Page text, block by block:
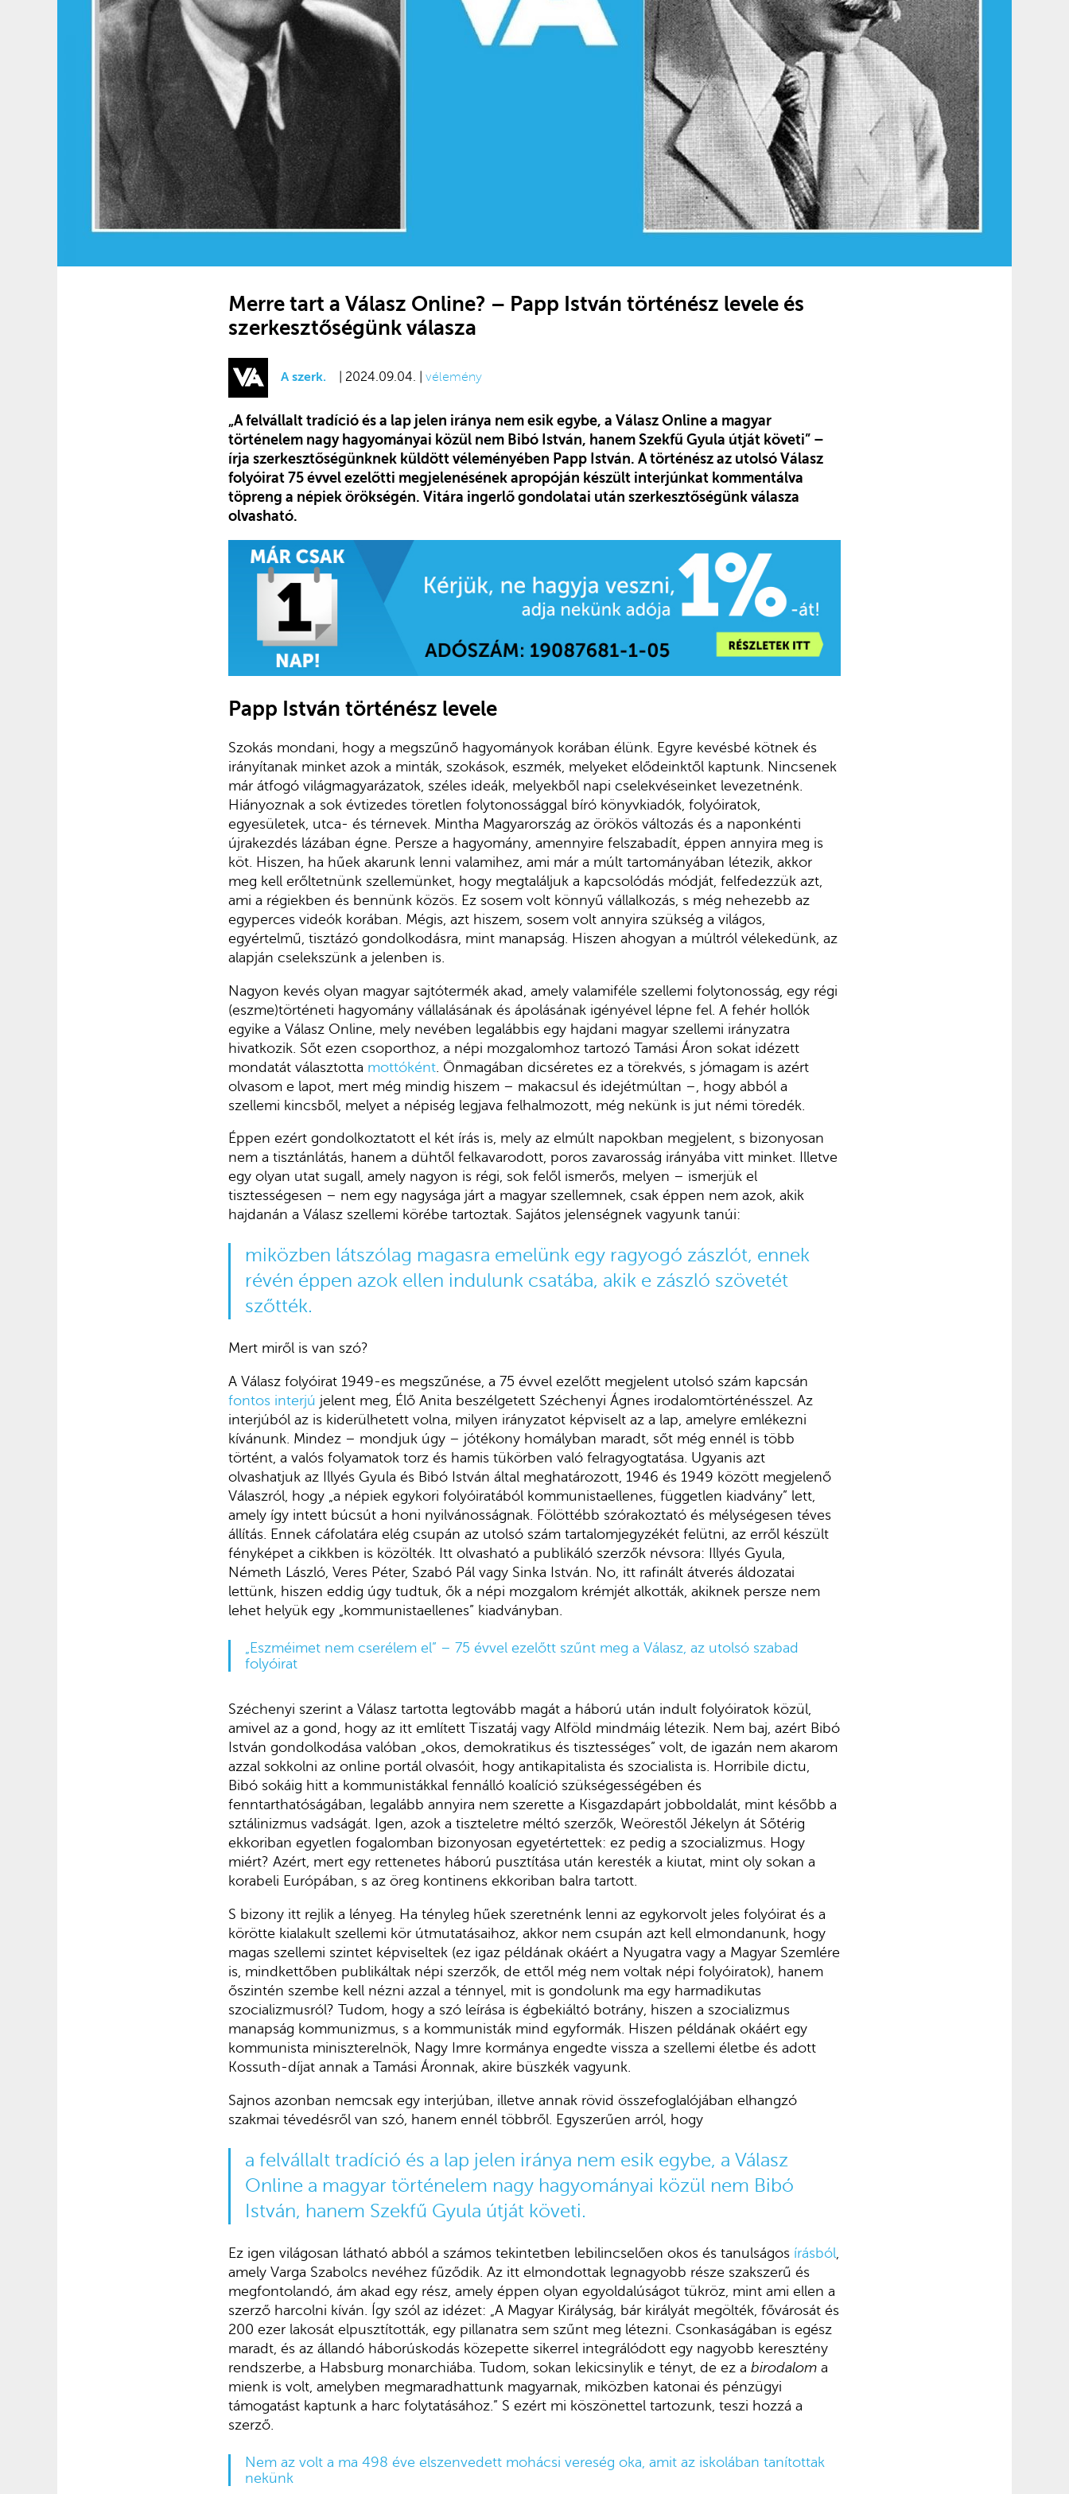
Merre tart a Válasz Online? – Papp István történész levele és
szerkesztőségünk válasza
A szerk. | 2024.09.04. | vélemény
„A felvállalt tradíció és a lap jelen iránya nem esik egybe, a Válasz Online a magyar
történelem nagy hagyományai közül nem Bibó István, hanem Szekfű Gyula útját követi” –
írja szerkesztőségünknek küldött véleményében Papp István. A történész az utolsó Válasz
folyóirat 75 évvel ezelőtti megjelenésének apropóján készült interjúnkat kommentálva
töpreng a népiek örökségén. Vitára ingerlő gondolatai után szerkesztőségünk válasza
olvasható.
Papp István történész levele
Szokás mondani, hogy a megszűnő hagyományok korában élünk. Egyre kevésbé kötnek és
irányítanak minket azok a minták, szokások, eszmék, melyeket elődeinktől kaptunk. Nincsenek
már átfogó világmagyarázatok, széles ideák, melyekből napi cselekvéseinket levezetnénk.
Hiányoznak a sok évtizedes töretlen folytonossággal bíró könyvkiadók, folyóiratok,
egyesületek, utca- és térnevek. Mintha Magyarország az örökös változás és a naponkénti
újrakezdés lázában égne. Persze a hagyomány, amennyire felszabadít, éppen annyira meg is
köt. Hiszen, ha hűek akarunk lenni valamihez, ami már a múlt tartományában létezik, akkor
meg kell erőltetnünk szellemünket, hogy megtaláljuk a kapcsolódás módját, felfedezzük azt,
ami a régiekben és bennünk közös. Ez sosem volt könnyű vállalkozás, s még nehezebb az
egyperces videók korában. Mégis, azt hiszem, sosem volt annyira szükség a világos,
egyértelmű, tisztázó gondolkodásra, mint manapság. Hiszen ahogyan a múltról vélekedünk, az
alapján cselekszünk a jelenben is.
Nagyon kevés olyan magyar sajtótermék akad, amely valamiféle szellemi folytonosság, egy régi
(eszme)történeti hagyomány vállalásának és ápolásának igényével lépne fel. A fehér hollók
egyike a Válasz Online, mely nevében legalábbis egy hajdani magyar szellemi irányzatra
hivatkozik. Sőt ezen csoporthoz, a népi mozgalomhoz tartozó Tamási Áron sokat idézett
mondatát választotta mottóként . Önmagában dicséretes ez a törekvés, s jómagam is azért
olvasom e lapot, mert még mindig hiszem – makacsul és idejétmúltan –, hogy abból a
szellemi kincsből, melyet a népiség legjava felhalmozott, még nekünk is jut némi töredék.
Éppen ezért gondolkoztatott el két írás is, mely az elmúlt napokban megjelent, s bizonyosan
nem a tisztánlátás, hanem a dühtől felkavarodott, poros zavarosság irányába vitt minket. Illetve
egy olyan utat sugall, amely nagyon is régi, sok felől ismerős, melyen – ismerjük el
tisztességesen – nem egy nagysága járt a magyar szellemnek, csak éppen nem azok, akik
hajdanán a Válasz szellemi körébe tartoztak. Sajátos jelenségnek vagyunk tanúi:
miközben látszólag magasra emelünk egy ragyogó zászlót, ennek
révén éppen azok ellen indulunk csatába, akik e zászló szövetét
szőtték.
Mert miről is van szó?
A Válasz folyóirat 1949-es megszűnése, a 75 évvel ezelőtt megjelent utolsó szám kapcsán
fontos interjú jelent meg, Élő Anita beszélgetett Széchenyi Ágnes irodalomtörténésszel. Az
interjúból az is kiderülhetett volna, milyen irányzatot képviselt az a lap, amelyre emlékezni
kívánunk. Mindez – mondjuk úgy – jótékony homályban maradt, sőt még ennél is több
történt, a valós folyamatok torz és hamis tükörben való felragyogtatása. Ugyanis azt
olvashatjuk az Illyés Gyula és Bibó István által meghatározott, 1946 és 1949 között megjelenő
Válaszról, hogy „a népiek egykori folyóiratából kommunistaellenes, független kiadvány” lett,
amely így intett búcsút a honi nyilvánosságnak. Fölöttébb szórakoztató és mélységesen téves
állítás. Ennek cáfolatára elég csupán az utolsó szám tartalomjegyzékét felütni, az erről készült
fényképet a cikkben is közölték. Itt olvasható a publikáló szerzők névsora: Illyés Gyula,
Németh László, Veres Péter, Szabó Pál vagy Sinka István. No, itt rafinált átverés áldozatai
lettünk, hiszen eddig úgy tudtuk, ők a népi mozgalom krémjét alkották, akiknek persze nem
lehet helyük egy „kommunistaellenes” kiadványban.
„Eszméimet nem cserélem el” – 75 évvel ezelőtt szűnt meg a Válasz, az utolsó szabad
folyóirat
Széchenyi szerint a Válasz tartotta legtovább magát a háború után indult folyóiratok közül,
amivel az a gond, hogy az itt említett Tiszatáj vagy Alföld mindmáig létezik. Nem baj, azért Bibó
István gondolkodása valóban „okos, demokratikus és tisztességes” volt, de igazán nem akarom
azzal sokkolni az online portál olvasóit, hogy antikapitalista és szocialista is. Horribile dictu,
Bibó sokáig hitt a kommunistákkal fennálló koalíció szükségességében és
fenntarthatóságában, legalább annyira nem szerette a Kisgazdapárt jobboldalát, mint később a
sztálinizmus vadságát. Igen, azok a tiszteletre méltó szerzők, Weörestől Jékelyn át Sőtérig
ekkoriban egyetlen fogalomban bizonyosan egyetértettek: ez pedig a szocializmus. Hogy
miért? Azért, mert egy rettenetes háború pusztítása után keresték a kiutat, mint oly sokan a
korabeli Európában, s az öreg kontinens ekkoriban balra tartott.
S bizony itt rejlik a lényeg. Ha tényleg hűek szeretnénk lenni az egykorvolt jeles folyóirat és a
körötte kialakult szellemi kör útmutatásaihoz, akkor nem csupán azt kell elmondanunk, hogy
magas szellemi szintet képviseltek (ez igaz példának okáért a Nyugatra vagy a Magyar Szemlére
is, mindkettőben publikáltak népi szerzők, de ettől még nem voltak népi folyóiratok), hanem
őszintén szembe kell nézni azzal a ténnyel, mit is gondolunk ma egy harmadikutas
szocializmusról? Tudom, hogy a szó leírása is égbekiáltó botrány, hiszen a szocializmus
manapság kommunizmus, s a kommunisták mind egyformák. Hiszen példának okáért egy
kommunista miniszterelnök, Nagy Imre kormánya engedte vissza a szellemi életbe és adott
Kossuth-díjat annak a Tamási Áronnak, akire büszkék vagyunk.
Sajnos azonban nemcsak egy interjúban, illetve annak rövid összefoglalójában elhangzó
szakmai tévedésről van szó, hanem ennél többről. Egyszerűen arról, hogy
a felvállalt tradíció és a lap jelen iránya nem esik egybe, a Válasz
Online a magyar történelem nagy hagyományai közül nem Bibó
István, hanem Szekfű Gyula útját követi.
Ez igen világosan látható abból a számos tekintetben lebilincselően okos és tanulságos írásból
amely Varga Szabolcs nevéhez fűződik. Az itt elmondottak legnagyobb része szakszerű és
megfontolandó, ám akad egy rész, amely éppen olyan egyoldalúságot tükröz, mint ami ellen a
szerző harcolni kíván. Így szól az idézet: „A Magyar Királyság, bár királyát megölték, fővárosát és
200 ezer lakosát elpusztították, egy pillanatra sem szűnt meg létezni. Csonkaságában is egész
maradt, és az állandó háborúskodás közepette sikerrel integrálódott egy nagyobb keresztény
rendszerbe, a Habsburg monarchiába. Tudom, sokan lekicsinylik e tényt, de ez a birodalom a
mienk is volt, amelyben megmaradhattunk magyarnak, miközben katonai és pénzügyi
támogatást kaptunk a harc folytatásához.” S ezért mi köszönettel tartozunk, teszi hozzá a
szerző.
Nem az volt a ma 498 éve elszenvedett mohácsi vereség oka, amit az iskolában tanítottak
nekünk